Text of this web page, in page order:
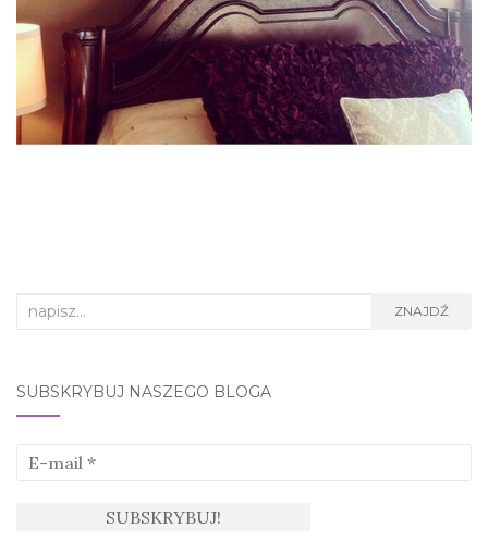
Search
ZNAJDŹ
SUBSKRYBUJ NASZEGO BLOGA